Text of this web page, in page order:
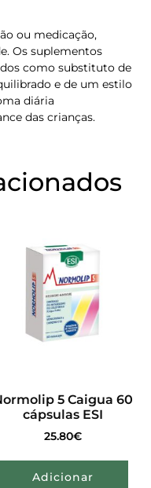
ou medicação,
Os suplementos
como substituto de
e de um estilo
diária
das crianças.
5 Caigua 60
cápsulas ESI
25.80€
Adicionar